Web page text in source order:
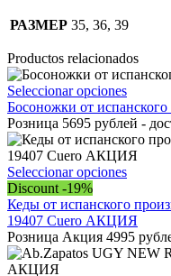
cantidad
РАЗМЕР 35, 36, 39
Productos relacionados
Seleccionar opcionesEste
tiene
Las
se
pueden
elegir
en
Босоножки от
Розница 5695 рублей -
Seleccionar opcionesEste
tiene
múltiples
Las
Discount -19%
Кеды от испанского
19407 Cuero АКЦИЯ
Розница Акция 4995